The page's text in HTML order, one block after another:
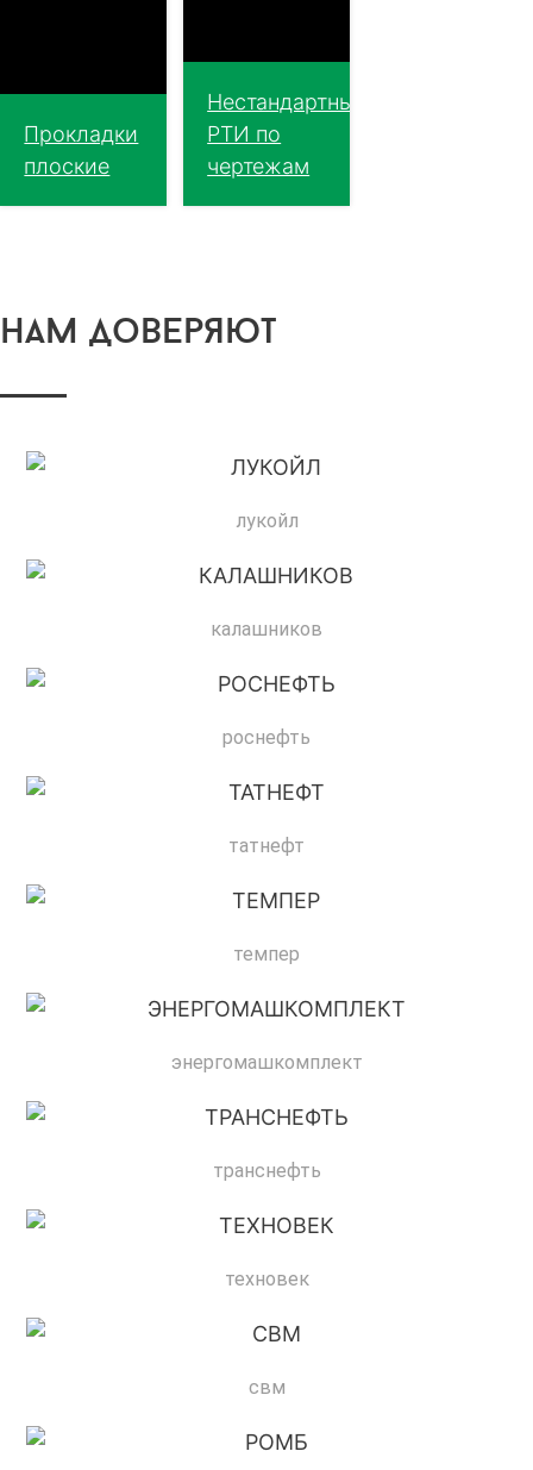
Прокладки
плоские
Нестандартные
РТИ по
чертежам
нам доверяют
лукойл
калашников
роснефть
татнефт
темпер
энергомашкомплект
транснефть
техновек
свм